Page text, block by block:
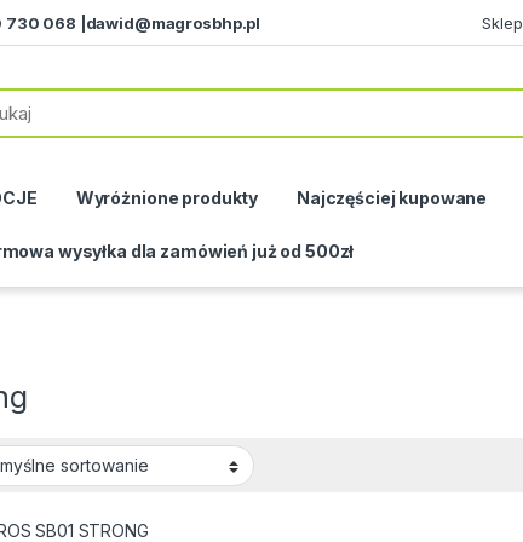
068 | dawid@magrosbhp.pl Sklep
Wyróżnione produkty Najczęściej kupowane
wysyłka dla zamówień już od 500zł